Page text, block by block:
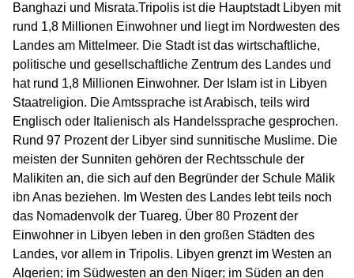
Banghazi und Misrata.Tripolis ist die Hauptstadt Libyen mit
rund 1,8 Millionen Einwohner und liegt im Nordwesten des
Landes am Mittelmeer. Die Stadt ist das wirtschaftliche,
politische und gesellschaftliche Zentrum des Landes und
hat rund 1,8 Millionen Einwohner. Der Islam ist in Libyen
Staatreligion. Die Amtssprache ist Arabisch, teils wird
Englisch oder Italienisch als Handelssprache gesprochen.
Rund 97 Prozent der Libyer sind sunnitische Muslime. Die
meisten der Sunniten gehören der Rechtsschule der
Malikiten an, die sich auf den Begründer der Schule Mālik
ibn Anas beziehen. Im Westen des Landes lebt teils noch
das Nomadenvolk der Tuareg. Über 80 Prozent der
Einwohner in Libyen leben in den großen Städten des
Landes, vor allem in Tripolis. Libyen grenzt im Westen an
Algerien; im Südwesten an den Niger; im Süden an den